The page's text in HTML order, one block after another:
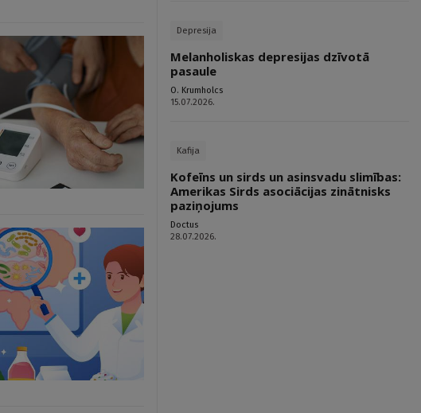
Depresija
Melanholiskas depresijas dzīvotā
pasaule
O. Krumholcs
15.07.2026.
Kafija
Kofeīns un sirds un asinsvadu slimības:
Amerikas Sirds asociācijas zinātnisks
paziņojums
Doctus
28.07.2026.